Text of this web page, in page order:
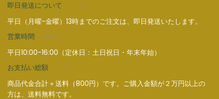
即日発送について
--->
平日（月曜-金曜）13時までのご注文は、即日発送いたします。
営業時間
--->
平日10:00-16:00（定休日：土日祝日・年末年始）
お支払い総額
--->
商品代金合計＋送料（800円）です。ご購入金額が２万円以上の
方は、送料無料です。